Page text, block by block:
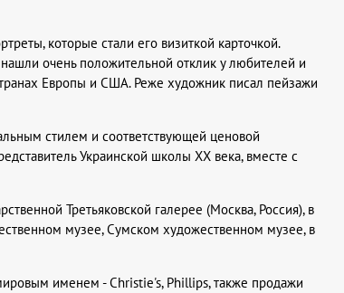
которые стали его визиткой карточкой.
очень положительной отклик у любителей и
Европы и США. Реже художник писал пейзажи
стилем и соответствующей ценовой
Украинской школы ХХ века, вместе с
Третьяковской галерее (Москва, Россия), в
музее, Сумском художественном музее, в
именем - Christie's, Phillips, также продажи